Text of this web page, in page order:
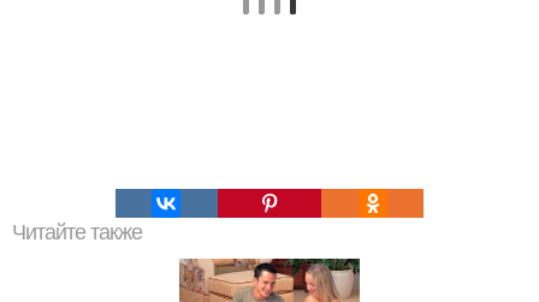
Читайте также